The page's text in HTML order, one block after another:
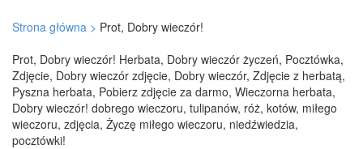
Strona główna > Prot, Dobry wieczór!
Prot, Dobry wieczór! Herbata, Dobry wieczór życzeń, Pocztówka,
Zdjęcie, Dobry wieczór zdjęcie, Dobry wieczór, Zdjęcie z herbatą,
Pyszna herbata, Pobierz zdjęcie za darmo, Wieczorna herbata,
Dobry wieczór! dobrego wieczoru, tulipanów, róż, kotów, miłego
wieczoru, zdjęcia, Życzę miłego wieczoru, niedźwiedzia,
pocztówki!